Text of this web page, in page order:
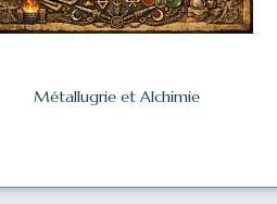
Métallugrie et Alchimie